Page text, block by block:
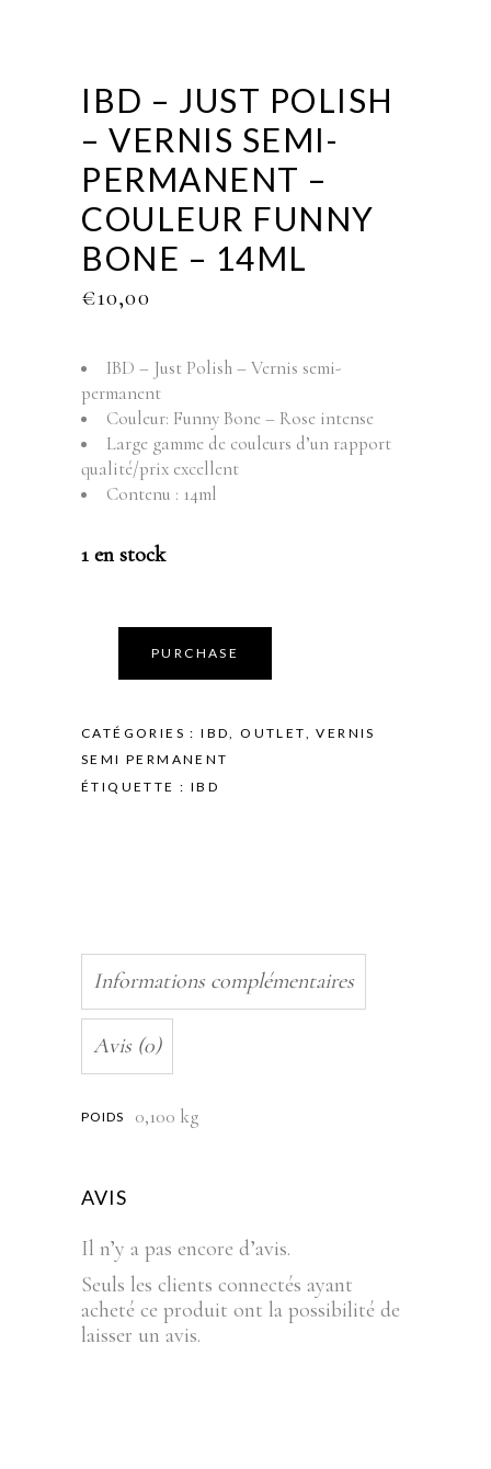
IBD – JUST POLISH
– VERNIS SEMI-
PERMANENT –
COULEUR FUNNY
BONE – 14ML
€10,00
IBD – Just Polish – Vernis semi-
permanent
Couleur: Funny Bone – Rose intense
Large gamme de couleurs d’un rapport
qualité/prix excellent
Contenu : 14ml
1 en stock
PURCHASE
CATÉGORIES :IBD,OUTLET,VERNIS
SEMI PERMANENT
ÉTIQUETTE : IBD
Informations complémentaires
Avis (0)
POIDS 0,100 kg
AVIS
Il n’y a pas encore d’avis.
Seuls les clients connectés ayant
acheté ce produit ont la possibilité de
laisser un avis.